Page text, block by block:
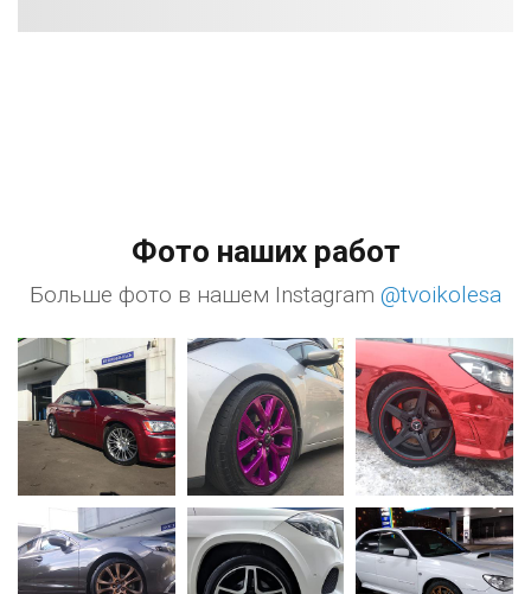
Фото наших работ
Больше фото в нашем Instagram @tvoikolesa